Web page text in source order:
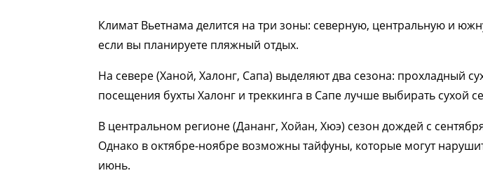
Климат Вьетнама делится на три зоны: северную, центральную и
если вы планируете пляжный отдых.
На севере (Ханой, Халонг, Сапа) выделяют два сезона: прохладный
посещения бухты Халонг и треккинга в Сапе лучше выбирать сухой
В центральном регионе (Дананг, Хойан, Хюэ) сезон дождей с
Однако в октябре-ноябре возможны тайфуны, которые могут
июнь.